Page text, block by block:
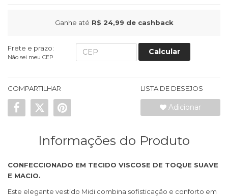
Ganhe até R$ 24,99 de cashback
Frete e prazo:
Não sei meu CEP
Calcular
COMPARTILHAR LISTA DE DESEJOS
Adicionar
Informações do Produto
CONFECCIONADO EM TECIDO VISCOSE DE TOQUE SUAVE
E MACIO.
Este elegante vestido Midi combina sofisticação e conforto em